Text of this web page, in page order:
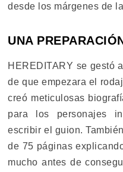
desde los márgenes de
UNA
HEREDITARY se gestó
de que empezara el
creó meticulosas
para los personajes
escribir el guion.
de 75 páginas
mucho antes de